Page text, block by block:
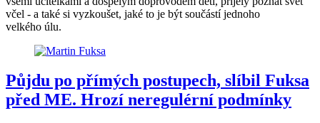
včel - a také si vyzkoušet, jaké to je být součástí jednoho
velkého úlu.
Půjdu po přímých postupech, slíbil Fuksa
před ME. Hrozí neregulérní podmínky